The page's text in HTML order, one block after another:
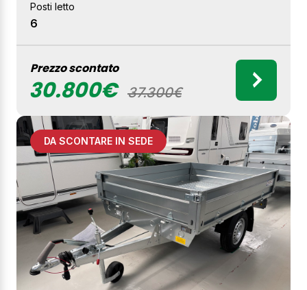
Posti letto
6
Prezzo scontato
30.800€ 37.300€
DA SCONTARE IN SEDE